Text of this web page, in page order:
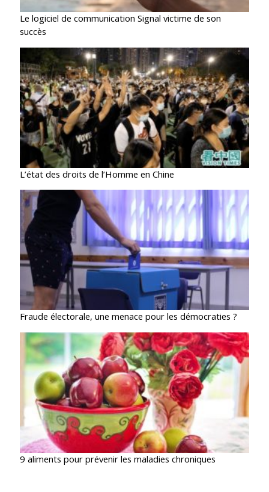
Le logiciel de communication Signal victime de son
succès
L’état des droits de l’Homme en Chine
Fraude électorale, une menace pour les démocraties ?
9 aliments pour prévenir les maladies chroniques